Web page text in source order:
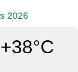
2026
+38°C